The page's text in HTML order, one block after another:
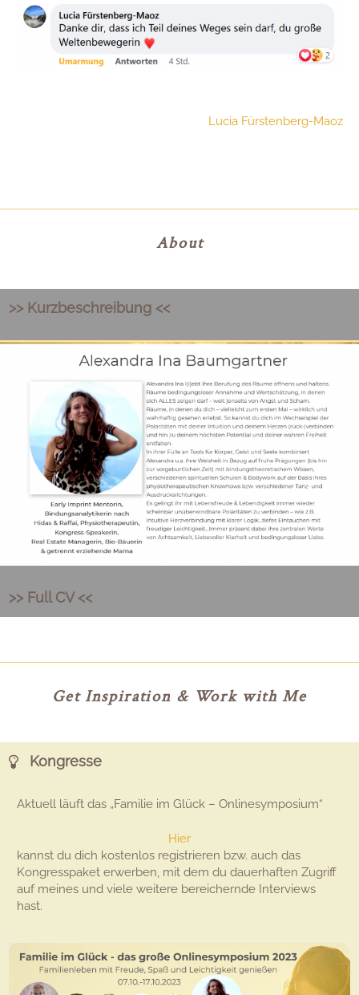
Lucia Fürstenberg-Maoz
About
>> Kurzbeschreibung <<
>> Full CV <<
Get Inspiration & Work with Me
Kongresse
Aktuell läuft das „Familie im Glück – Onlinesymposium“
Hier
kannst du dich kostenlos registrieren bzw. auch das
Kongresspaket erwerben, mit dem du dauerhaften Zugriff
auf meines und viele weitere bereichernde Interviews
hast.